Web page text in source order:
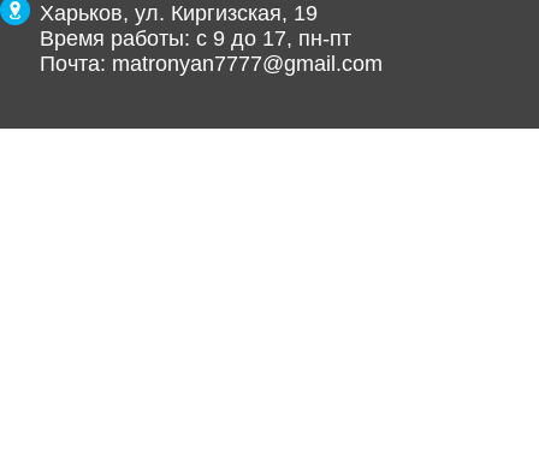
Харьков, ул. Киргизская, 19
Время работы: с 9 до 17, пн-пт
Почта: matronyan7777@gmail.com